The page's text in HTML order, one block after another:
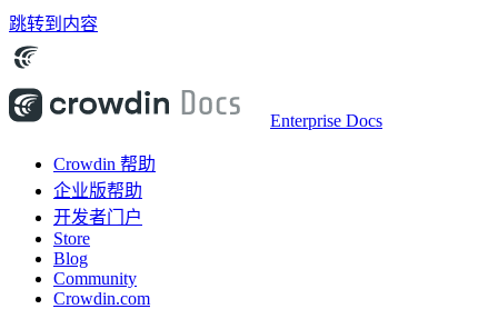
跳转到内容
Enterprise Docs
Crowdin 帮助
企业版帮助
开发者门户
Store
Blog
Community
Crowdin.com